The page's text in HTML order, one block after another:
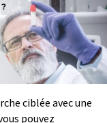
ciblée avec une
pouvez